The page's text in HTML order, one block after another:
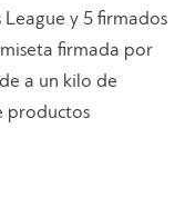
y 5 firmados
firmada por
a un kilo de
productos